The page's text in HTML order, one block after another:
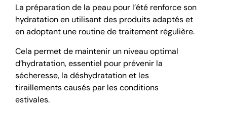
La préparation de la peau pour l’été renforce son
hydratation en utilisant des produits adaptés et
en adoptant une routine de traitement régulière.
Cela permet de maintenir un niveau optimal
d’hydratation, essentiel pour prévenir la
sécheresse, la déshydratation et les
tiraillements causés par les conditions
estivales.